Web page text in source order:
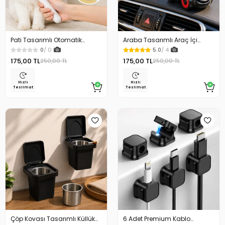
Pati Tasarımlı Otomatik
Temizlenen Evcil Hayvan
Fırçası
0/ 0
175,00 TL250,00 TL
Hızlı
Teslimat
Araba Tasarımlı Araç İçi
Telefon Tutucu 360 Dönebilen
Ayarlı
5.0/ 4
175,00 TL250,00 TL
Hızlı
Teslimat
Çöp Kovası Tasarımlı Küllük
6 Adet Premium Kablo